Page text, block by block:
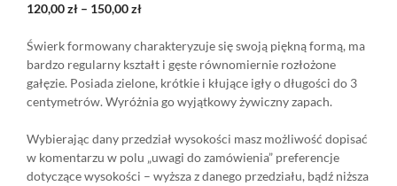
120,00zł – 150,00zł
Świerk formowany charakteryzuje się swoją piękną formą, ma
bardzo regularny kształt i gęste równomiernie rozłożone
gałęzie. Posiada zielone, krótkie i kłujące igły o długości do 3
centymetrów. Wyróżnia go wyjątkowy żywiczny zapach.
Wybierając dany przedział wysokości masz możliwość dopisać
w komentarzu w polu „uwagi do zamówienia” preferencje
dotyczące wysokości – wyższa z danego przedziału, bądź niższa